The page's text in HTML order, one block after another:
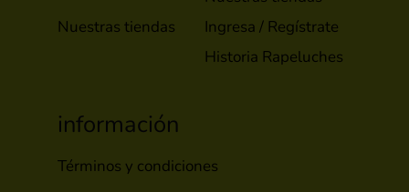
Nuestras tiendas
Ingresa / Regístrate
Historia Rapeluches
información
Términos y condiciones